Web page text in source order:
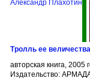
Александр Плахотин
Тролль ее величества
авторская книга, 2005
Издательство: